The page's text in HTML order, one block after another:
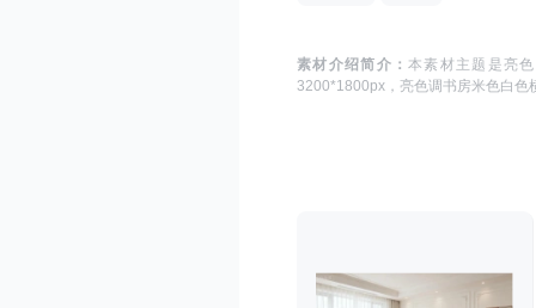
素材介绍简介：本素材主题是 亮
3200*1800px， 亮色调书房米色白色